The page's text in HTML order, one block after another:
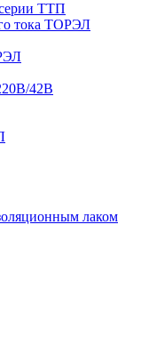
ТТП
тока ТОРЭЛ
42В
лаком